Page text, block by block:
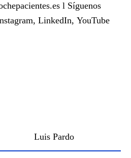
l Síguenos
, LinkedIn, YouTube
Luis Pardo